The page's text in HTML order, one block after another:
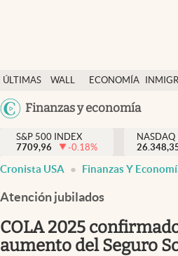
ÚLTIMAS
NOTICIAS
WALL
DÓLAR
ECONOMÍA
Finanzas y economía
Finanzas y economía
Wall Street y dólar
Inmigración
Espiritual
S&P 500 INDEX
7709,96
-0.18%
NASDAQ
Cronista USA Finanzas Y
Atención jubilados
COLA 2025
aumento del Seguro